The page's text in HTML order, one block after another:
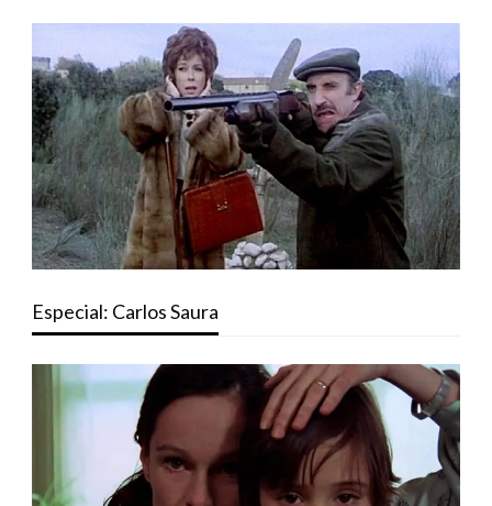
Especial: Carlos Saura